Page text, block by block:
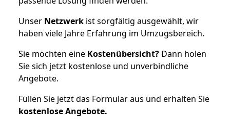
Unser Netzwerk ist sorgfältig ausgewählt, wir
haben viele Jahre Erfahrung im Umzugsbereich.
Sie möchten eine Kostenübersicht? Dann holen
Sie sich jetzt kostenlose und unverbindliche
Angebote.
Füllen Sie jetzt das Formular aus und erhalten Sie
kostenloseAngebote.